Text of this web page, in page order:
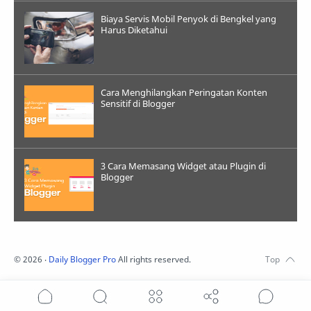
Biaya Servis Mobil Penyok di Bengkel yang
Harus Diketahui
Cara Menghilangkan Peringatan Konten
Sensitif di Blogger
3 Cara Memasang Widget atau Plugin di
Blogger
©2026 ‧ Daily Blogger ProAll rights reserved.